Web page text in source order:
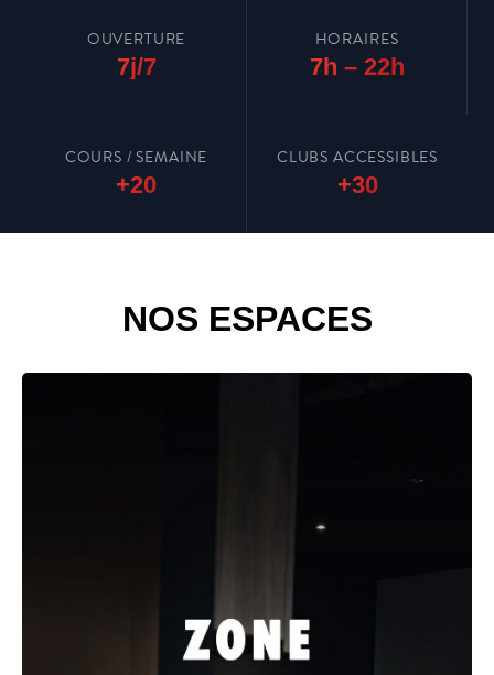
OUVERTURE
7j/7
HORAIRES
7h – 22h
COURS / SEMAINE
+20
CLUBS ACCESSIBLES
+30
NOS ESPACES